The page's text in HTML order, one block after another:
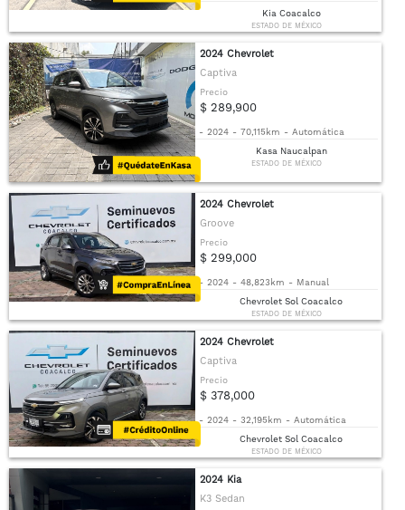
Kia Coacalco
ESTADO DE MÉXICO
2024 Chevrolet
Captiva
Precio
$ 289,900
- 2024 - 70,115km - Automática
Kasa Naucalpan
ESTADO DE MÉXICO
2024 Chevrolet
Groove
Precio
$ 299,000
- 2024 - 48,823km - Manual
Chevrolet Sol Coacalco
ESTADO DE MÉXICO
2024 Chevrolet
Captiva
Precio
$ 378,000
- 2024 - 32,195km - Automática
Chevrolet Sol Coacalco
ESTADO DE MÉXICO
2024 Kia
K3 Sedan